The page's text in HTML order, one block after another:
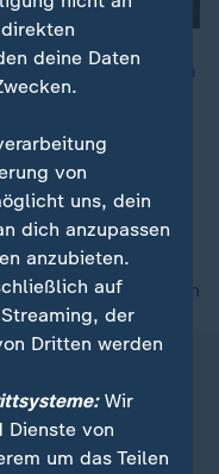
1 Format sammeln
freischaffende
- mit
Idee dazu kommt
nach oben
deine Daten
von
uns, dein
dich anzupassen
anzubieten.
auf
der
Dritten werden
Wir
Dienste von
um das Teilen